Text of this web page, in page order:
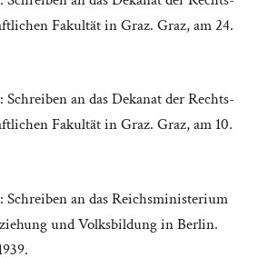
Fakultät in Graz. Graz, am 24.
Schreiben an das Dekanat der Rechts-
Fakultät in Graz. Graz, am 10.
Schreiben an das Reichsministerium
und Volksbildung in Berlin.